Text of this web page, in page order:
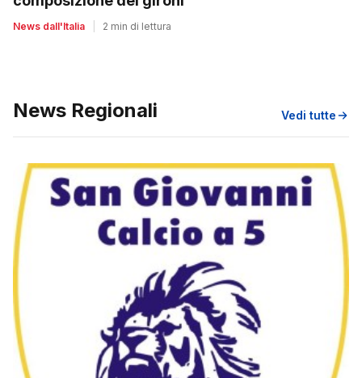
News dall'Italia 2 min di lettura
News Regionali Vedi tutte